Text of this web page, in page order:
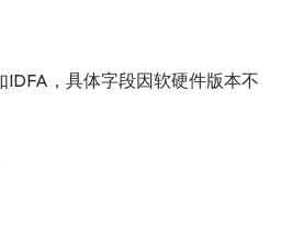
IDFA，具体字段因软硬件版本不